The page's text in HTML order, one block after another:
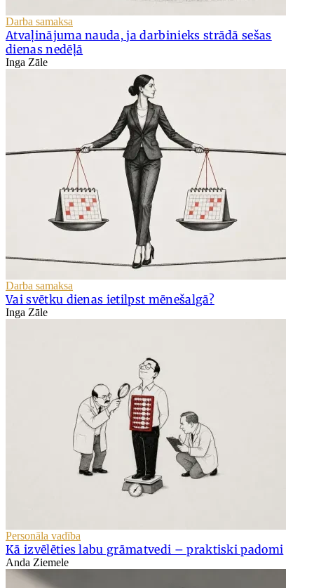
Darba samaksa
Atvaļinājuma nauda, ja darbinieks strādā sešas
dienas nedēļā
Inga Zāle
Darba samaksa
Vai svētku dienas ietilpst mēnešalgā?
Inga Zāle
Personāla vadība
Kā izvēlēties labu grāmatvedi – praktiski padomi
Anda Ziemele